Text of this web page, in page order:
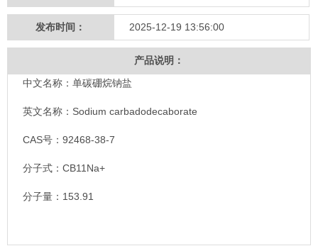
发布时间： 2025-12-19 13:56:00
产品说明：
中文名称：单碳硼烷钠盐
英文名称：Sodium carbadodecaborate
CAS号：92468-38-7
分子式：CB11Na+
分子量：153.91